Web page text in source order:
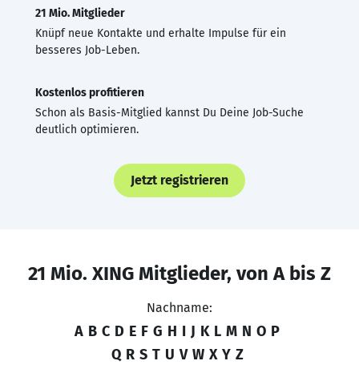
21 Mio. Mitglieder
Knüpf neue Kontakte und erhalte Impulse für ein
besseres Job-Leben.
Kostenlos profitieren
Schon als Basis-Mitglied kannst Du Deine Job-Suche
deutlich optimieren.
Jetzt registrieren
21 Mio. XING Mitglieder, von A bis Z
Nachname:
A B C D E F G H I J K L M N O P
Q R S T U V W X Y Z